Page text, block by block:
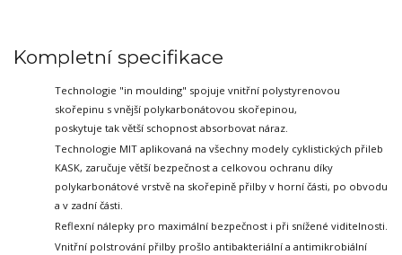
Kompletní specifikace
Technologie "in moulding" spojuje vnitřní polystyrenovou
skořepinu s vnější polykarbonátovou skořepinou,
poskytuje tak větší schopnost absorbovat náraz.
Technologie MIT aplikovaná na všechny modely cyklistických přileb
KASK, zaručuje větší bezpečnost a celkovou ochranu díky
polykarbonátové vrstvě na skořepině přilby v horní části, po obvodu
a v zadní části.
Reflexní nálepky pro maximální bezpečnost i při snížené viditelnosti.
Vnitřní polstrování přilby prošlo antibakteriální a antimikrobiální